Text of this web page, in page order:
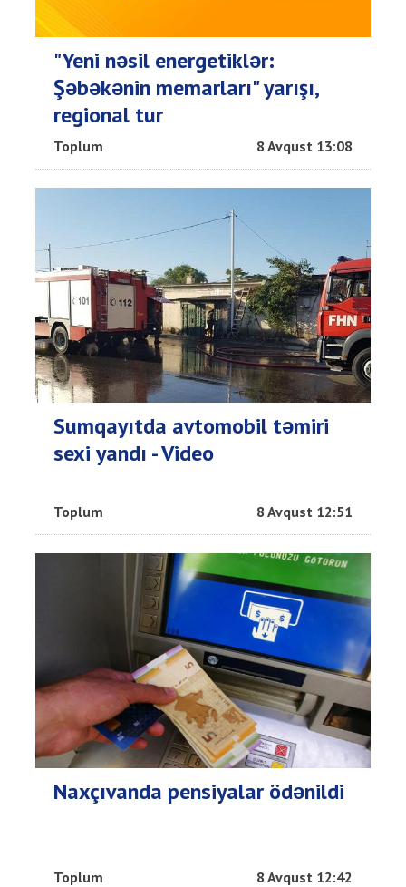
"Yeni nəsil energetiklər:
Şəbəkənin memarları" yarışı,
regional tur
Toplum 8 Avqust 13:08
Sumqayıtda avtomobil təmiri
sexi yandı - Video
Toplum 8 Avqust 12:51
Naxçıvanda pensiyalar ödənildi
Toplum 8 Avqust 12:42